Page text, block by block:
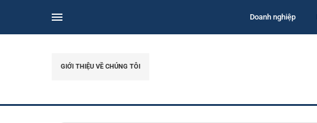
Doanh nghiệp
GIỚI THIỆU VỀ CHÚNG TÔI